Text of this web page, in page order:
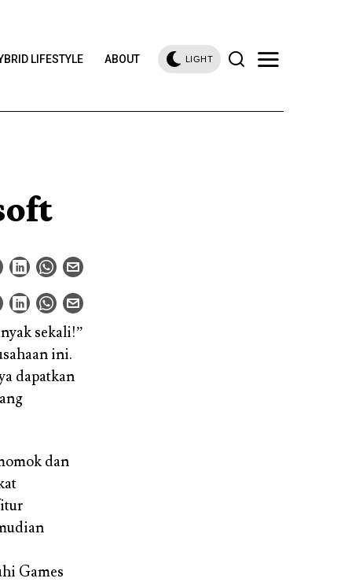
LIFESTYLE ABOUT LIGHT
sekali!”
ini.
dapatkan
dan
Games